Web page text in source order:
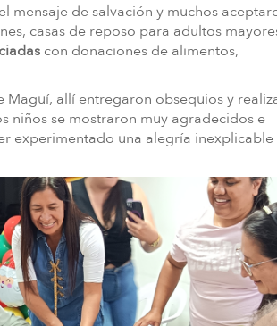
mensaje de salvación y muchos
casas de reposo para adultos
con donaciones de alimentos,
Maguí, allí entregaron obsequios y
niños se mostraron muy agradecidos e
experimentado una alegría